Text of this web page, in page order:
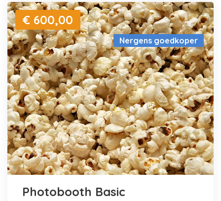
Nergens goedkoper
€ 600,00
Photobooth Basic